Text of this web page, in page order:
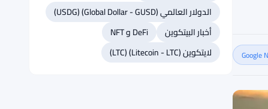
الدولار العالمي (Global Dollar - GUSD) (USDG)
أخبار البيتكوين
DeFi و NFT
لايتكوين (Litecoin - LTC) (LTC)